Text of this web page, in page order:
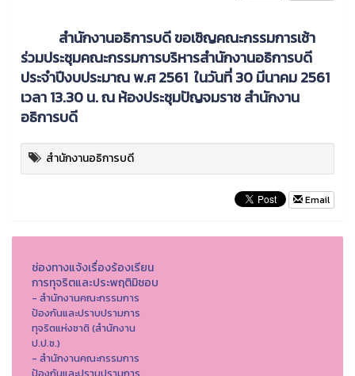
สำนักงานอธิการบดี ขอเชิญคณะกรรมการเช้า
ร่วมประชุมคณะกรรมการบริหารสำนักงานอธิการบดี
ประจำปีงบประมาณ พ.ศ 2561 ในวันที่ 30 มีนาคม 2561
เวลา 13.30 น. ณ ห้องประชุมปัญจมราช สำนักงาน
อธิการบดี
สำนักงานอธิการบดี
Email
ช่องทางแจ้งเรื่องร้องเรียน
การทุจริตและประพฤติมิชอบ
- สำนักงานคณะกรรมการ
ป้องกันและปราบปรามการ
ทุจริตแห่งชาติ (สำนักงาน
ป.ป.ช.)
- สำนักงานคณะกรรมการ